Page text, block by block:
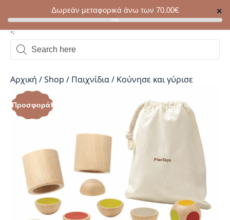
Δωρεάν μεταφορικά άνω των 70.00€ ✕
0%
Αρχική /Shop / Παιχνίδια/ Κούνησε και γύρισε
Προσφορά!